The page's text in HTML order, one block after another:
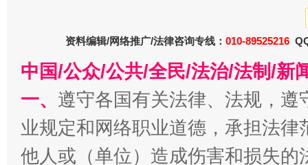
资料编辑/网络推广/法律咨询专线： 010-89525216
中国/公众/公共/全民/法治/法制/新
一、 遵守各国有关法律、法规，
业规定和网络职业道德，承担法
他人或（单位）造成伤害和损失